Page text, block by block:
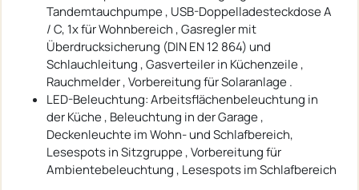
Tandemtauchpumpe , USB-Doppelladesteckdose A
/ C, 1x für Wohnbereich , Gasregler mit
Überdrucksicherung (DIN EN 12 864) und
Schlauchleitung , Gasverteiler in Küchenzeile ,
Rauchmelder , Vorbereitung für Solaranlage .
LED-Beleuchtung: Arbeitsflächenbeleuchtung in
der Küche , Beleuchtung in der Garage ,
Deckenleuchte im Wohn- und Schlafbereich,
Lesespots in Sitzgruppe , Vorbereitung für
Ambientebeleuchtung , Lesespots im Schlafbereich